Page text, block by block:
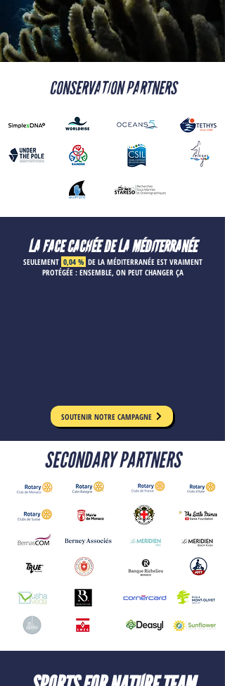
CONSERVATION PARTNERS
LA FACE CACHÉE DE LA MÉDITERRANÉE
SEULEMENT 0,04 % DE LA MÉDITERRANÉE EST VRAIMENT
PROTÉGÉE : ENSEMBLE, ON PEUT CHANGER ÇA
SOUTENIR NOTRE CAMPAGNE
SECONDARY PARTNERS